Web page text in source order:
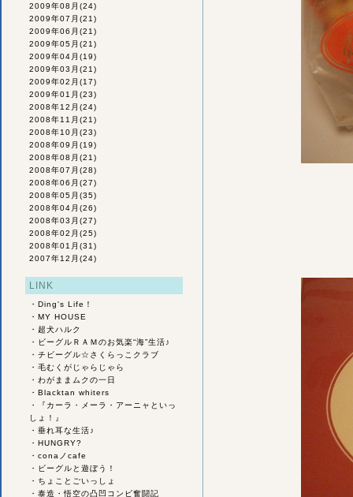
2009年08月 (24)
2009年07月 (21)
2009年06月 (21)
2009年05月 (21)
2009年04月 (19)
2009年03月 (21)
2009年02月 (17)
2009年01月 (23)
2008年12月 (24)
2008年11月 (21)
2008年10月 (23)
2008年09月 (19)
2008年08月 (21)
2008年07月 (28)
2008年06月 (27)
2008年05月 (35)
2008年04月 (26)
2008年03月 (27)
2008年02月 (25)
2008年01月 (31)
2007年12月 (24)
LINK
・ Ding's Life！
・ MY HOUSE
・ 超犬ハルク
・
ビーグルＲＡＭのお気楽“海”生活♪
・ チビーグル☆さくらっこクラブ
・ 毛むくがじゃらじゃら
・ わがままムクの一日
・ Blacktan whiters
・
『カーラ・メーラ・アーニャといっ
しょ！』
・ 垂れ耳な生活♪
・ HUNGRY?
・ conaノcafe
・
ビーグルと遊ぼう！
・ ちょことごいっしょ
・ 泰造・悟空の凸凹コンビ奮闘記